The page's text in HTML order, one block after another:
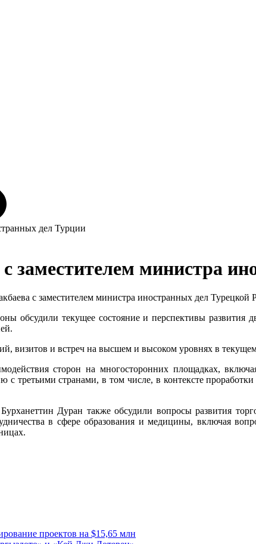
заместителем министра
с заместителем министра иностранных дел
текущее состояние и перспективы развития
визитов и встреч на высшем и высоком уровнях в
сторон на многосторонних площадках,
с третьими странами, в том числе, в контексте
Дуран также обсудили вопросы развития
в сфере образования и медицины, включая
проектов на $15,65 млн